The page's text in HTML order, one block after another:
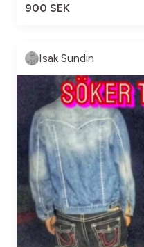
900 SEK
Isak Sundin